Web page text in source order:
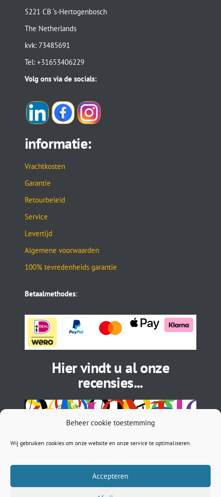
Beheer cookie toestemming
Wij gebruiken cookies om onze website en onze service te optimaliseren.
Accepteren
5221 CB ‘s-Hertogenbosch
The Netherlands
kvk: 73485691
Tel: +31653406229
Volg ons via de socials:
informatie:
Vrachtkosten
Garantie
Retourbeleid
Service
Levertijd
Algemene voorwaarden
100% tevredenheids garantie
Betaalmethodes:
Hier vindt u al onze
recensies...